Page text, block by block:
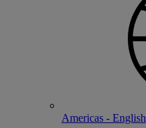
Americas - English